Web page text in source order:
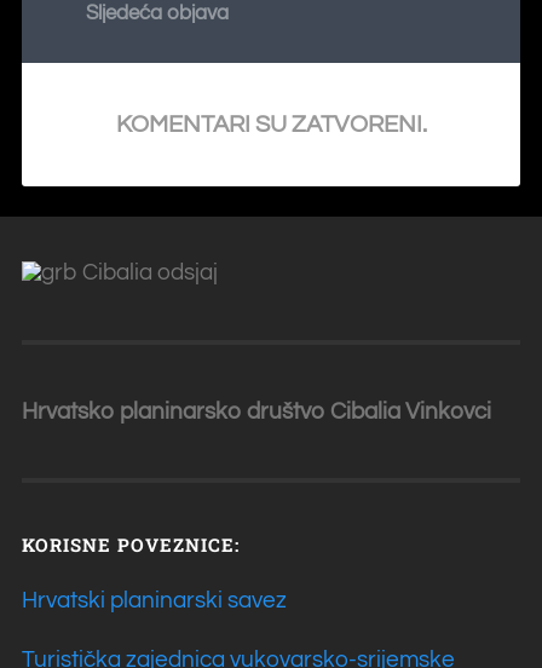
Sljedeća objava
KOMENTARI SU ZATVORENI.
Hrvatsko planinarsko društvo Cibalia Vinkovci
KORISNE POVEZNICE:
Hrvatski planinarski savez
Turistička zajednica vukovarsko-srijemske